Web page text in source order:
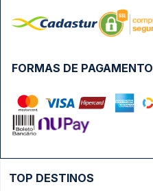
FORMAS DE PAGAMENTO
TOP DESTINOS